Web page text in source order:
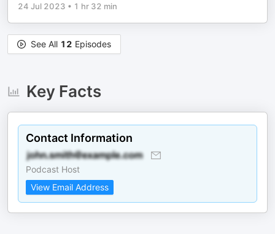
24 Jul 2023 • 1 hr 32 min
See All 12 Episodes
Key Facts
Contact Information
Podcast Host
View Email Address